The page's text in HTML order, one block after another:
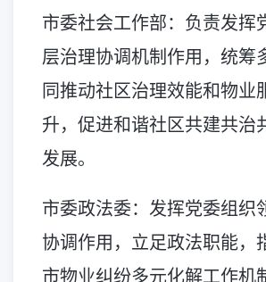
市委社会工作部：负责发挥
层治理协调机制作用，统筹
同推动社区治理效能和物业
升，促进和谐社区共建共治
发展。
市委政法委：发挥党委组织
协调作用，立足政法职能，
市物业纠纷多元化解工作机